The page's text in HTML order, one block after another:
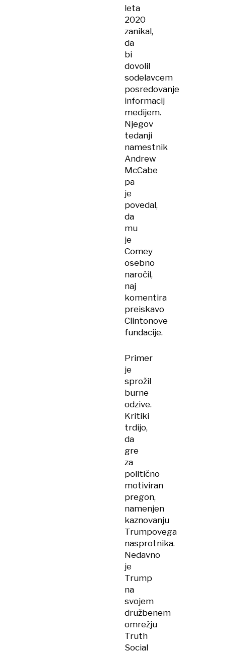
leta
2020
zanikal,
da
bi
dovolil
sodelavcem
posredovanje
informacij
medijem.
Njegov
tedanji
namestnik
Andrew
McCabe
pa
je
povedal,
da
mu
je
Comey
osebno
naročil,
naj
komentira
preiskavo
Clintonove
fundacije.
Primer
je
sprožil
burne
odzive.
Kritiki
trdijo,
da
gre
za
politično
motiviran
pregon,
namenjen
kaznovanju
Trumpovega
nasprotnika.
Nedavno
je
Trump
na
svojem
družbenem
omrežju
Truth
Social